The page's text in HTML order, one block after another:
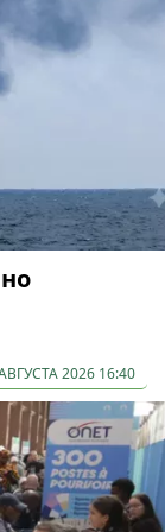
2026 16:40